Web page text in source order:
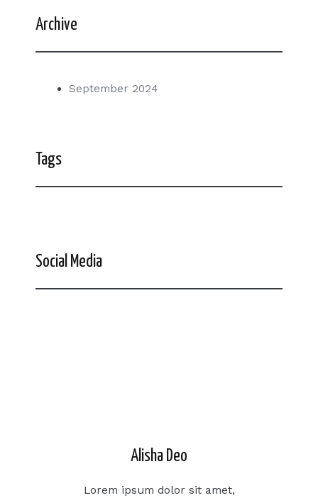
Archive
September 2024
Tags
Social Media
Alisha Deo
Lorem ipsum dolor sit amet,